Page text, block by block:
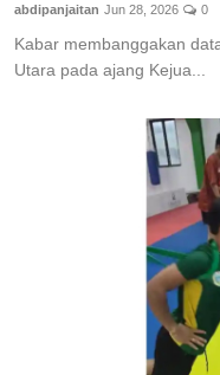
abdipanjaitan Jun 28, 2026 0
Kabar membanggakan
Utara pada ajang Kejua...